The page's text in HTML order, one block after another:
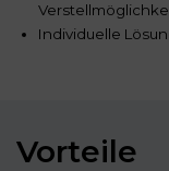
Individuelle
Vorteile